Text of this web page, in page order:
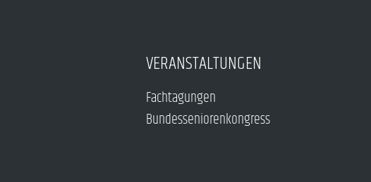
VERANSTALTUNGEN
Fachtagungen
Bundesseniorenkongress